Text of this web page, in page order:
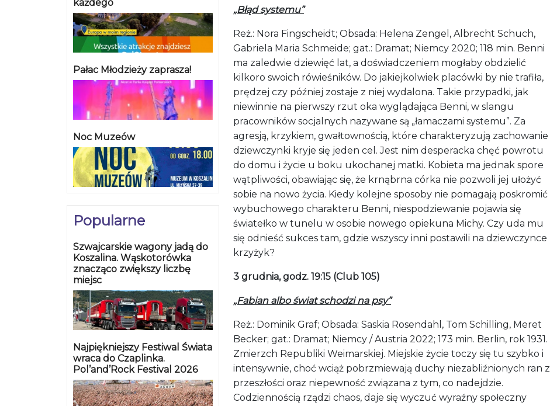
każdego
Pałac Młodzieży zaprasza!
Noc Muzeów
Popularne
Szwajcarskie wagony jadą do
Koszalina. Wąskotorówka
znacząco zwiększy liczbę
miejsc
Najpiękniejszy Festiwal Świata
wraca do Czaplinka.
Pol’and’Rock Festival 2026
„Błąd systemu”
Reż.: Nora Fingscheidt; Obsada: Helena Zengel, Albrecht Schuch,
Gabriela Maria Schmeide; gat.: Dramat; Niemcy 2020; 118 min. Benni
ma zaledwie dziewięć lat, a doświadczeniem mogłaby obdzielić
kilkoro swoich rówieśników. Do jakiejkolwiek placówki by nie trafiła,
prędzej czy później zostaje z niej wydalona. Takie przypadki, jak
niewinnie na pierwszy rzut oka wyglądająca Benni, w slangu
pracowników socjalnych nazywane są „łamaczami systemu”. Za
agresją, krzykiem, gwałtownością, które charakteryzują zachowanie
dziewczynki kryje się jeden cel. Jest nim desperacka chęć powrotu
do domu i życie u boku ukochanej matki. Kobieta ma jednak spore
wątpliwości, obawiając się, że krnąbrna córka nie pozwoli jej ułożyć
sobie na nowo życia. Kiedy kolejne sposoby nie pomagają poskromić
wybuchowego charakteru Benni, niespodziewanie pojawia się
światełko w tunelu w osobie nowego opiekuna Michy. Czy uda mu
się odnieść sukces tam, gdzie wszyscy inni postawili na dziewczynce
krzyżyk?
3 grudnia, godz. 19:15 (Club 105)
„Fabian albo świat schodzi na psy”
Reż.: Dominik Graf; Obsada: Saskia Rosendahl, Tom Schilling, Meret
Becker; gat.: Dramat; Niemcy / Austria 2022; 173 min. Berlin, rok 1931.
Zmierzch Republiki Weimarskiej. Miejskie życie toczy się tu szybko i
intensywnie, choć wciąż pobrzmiewają duchy niezabliźnionych ran z
przeszłości oraz niepewność związana z tym, co nadejdzie.
Codziennością rządzi chaos, daje się wyczuć wyraźny społeczny